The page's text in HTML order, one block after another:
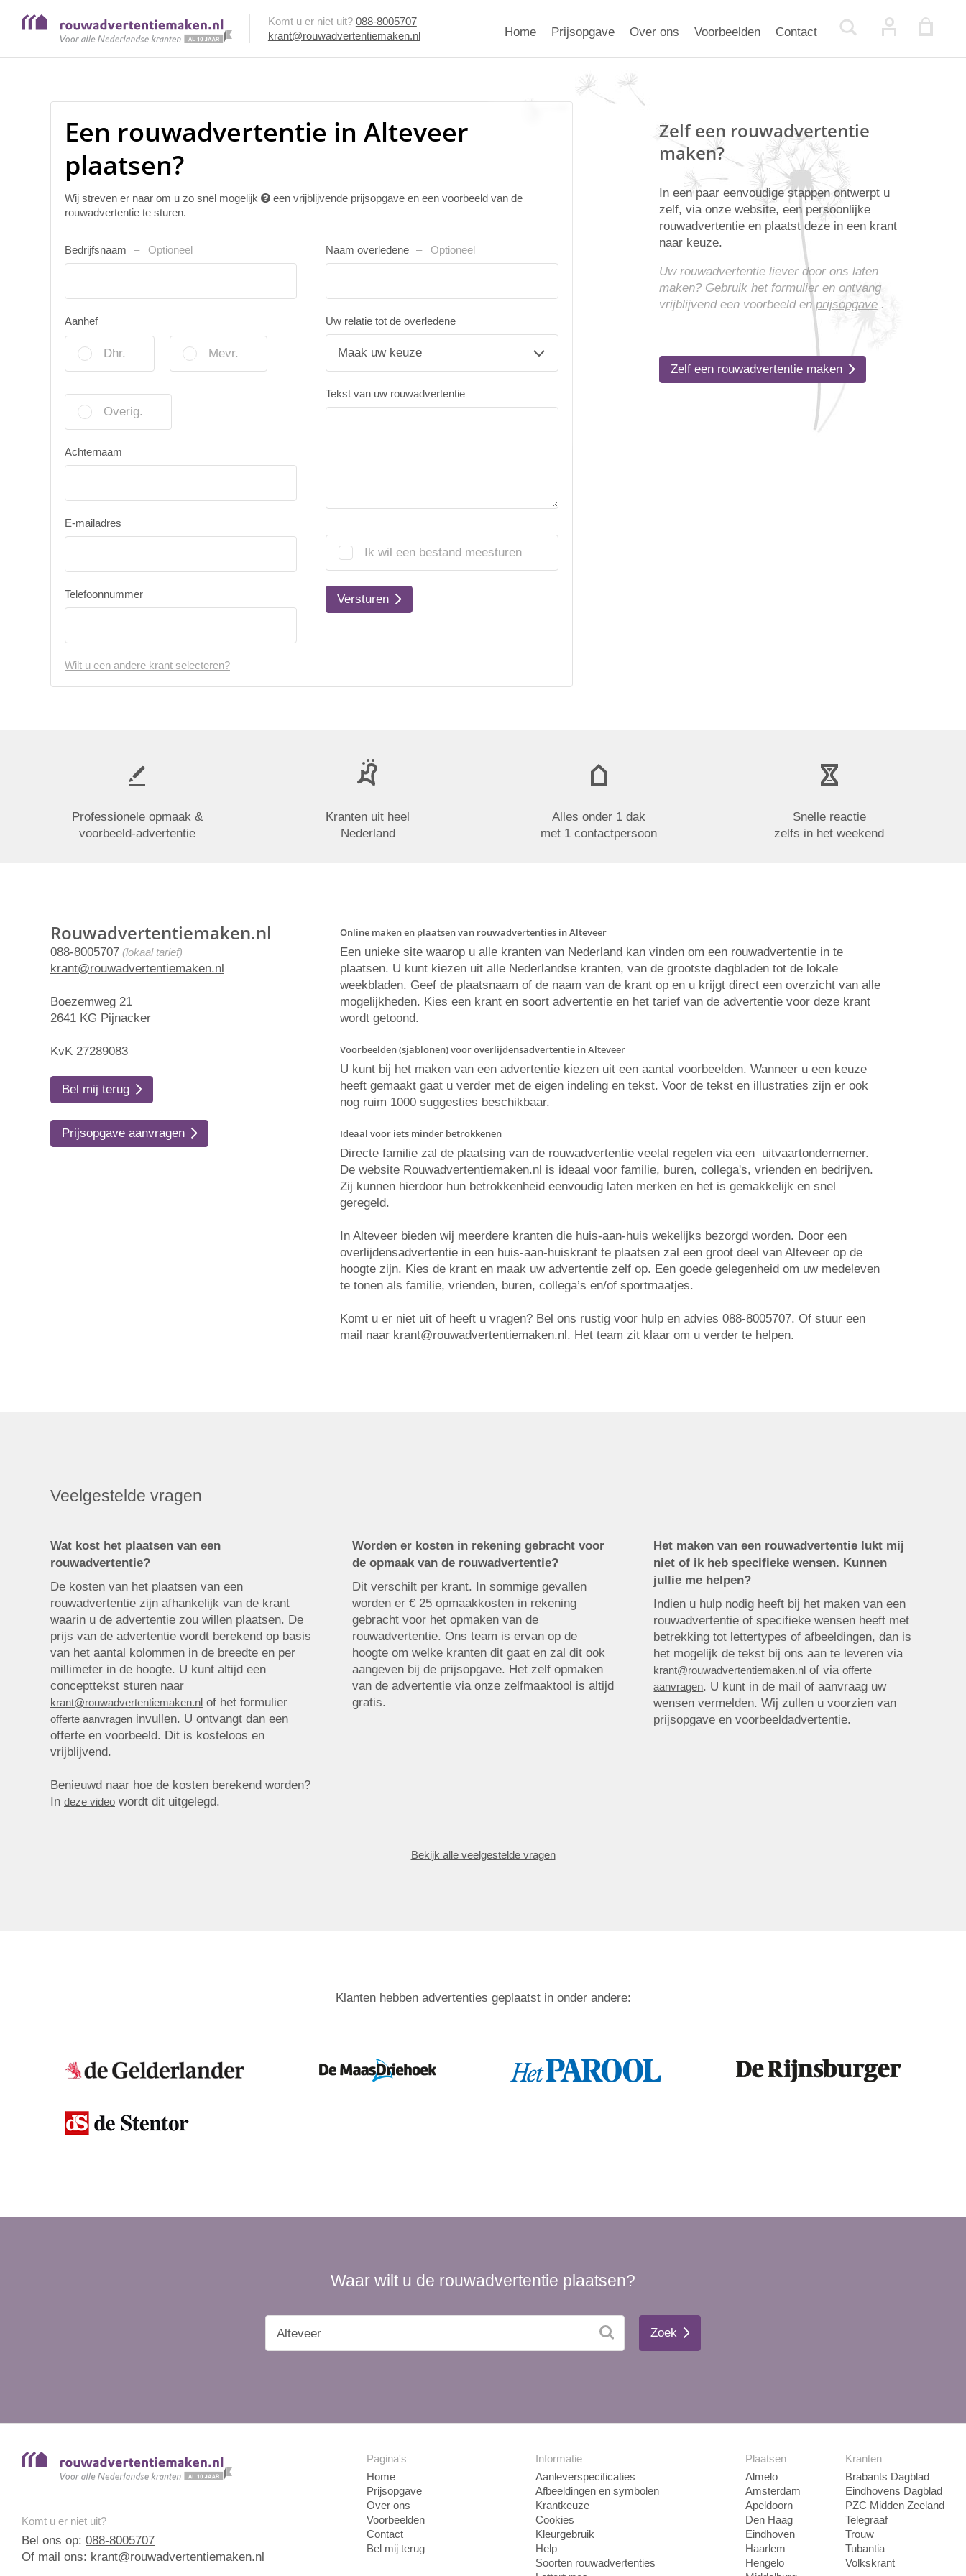
Komt u er niet uit? 088-8005707
krant@rouwadvertentiemaken.nl
Home Prijsopgave Over ons Voorbeelden Contact
Een rouwadvertentie in Alteveer
plaatsen?
Wij streven er naar om u zo snel mogelijk
een vrijblijvende prijsopgave en een voorbeeld van de
rouwadvertentie te sturen.
Bedrijfsnaam Optioneel
Aanhef
Dhr. Mevr.
Overig.
Achternaam
E-mailadres
Telefoonnummer
Naam overledene Optioneel
Uw relatie tot de overledene
Tekst van uw rouwadvertentie
Ik wil een bestand meesturen
Versturen
Wilt u een andere krant selecteren?
Zelf een rouwadvertentie
maken?
In een paar eenvoudige stappen ontwerpt u
zelf, via onze website, een persoonlijke
rouwadvertentie en plaatst deze in een krant
naar keuze.
Uw rouwadvertentie liever door ons laten
maken? Gebruik het formulier en ontvang
vrijblijvend een voorbeeld enprijsopgave.
Zelf een rouwadvertentie maken
Professionele opmaak &
voorbeeld-advertentie
Kranten uit heel
Nederland
Alles onder 1 dak
met 1 contactpersoon
Snelle reactie
zelfs in het weekend
Rouwadvertentiemaken.nl
088-8005707 (lokaal tarief)
krant@rouwadvertentiemaken.nl
Boezemweg 21
2641 KG Pijnacker
KvK 27289083
Bel mij terug
Prijsopgave aanvragen
Online maken en plaatsen van rouwadvertenties in Alteveer
Een unieke site waarop u alle kranten van Nederland kan vinden om een rouwadvertentie in te
plaatsen. U kunt kiezen uit alle Nederlandse kranten, van de grootste dagbladen tot de lokale
weekbladen. Geef de plaatsnaam of de naam van de krant op en u krijgt direct een overzicht van alle
mogelijkheden. Kies een krant en soort advertentie en het tarief van de advertentie voor deze krant
wordt getoond.
Voorbeelden (sjablonen) voor overlijdensadvertentie in Alteveer
U kunt bij het maken van een advertentie kiezen uit een aantal voorbeelden. Wanneer u een keuze
heeft gemaakt gaat u verder met de eigen indeling en tekst. Voor de tekst en illustraties zijn er ook
nog ruim 1000 suggesties beschikbaar.
Ideaal voor iets minder betrokkenen
Directe familie zal de plaatsing van de rouwadvertentie veelal regelen via een uitvaartondernemer.
De website Rouwadvertentiemaken.nl is ideaal voor familie, buren, collega's, vrienden en bedrijven.
Zij kunnen hierdoor hun betrokkenheid eenvoudig laten merken en het is gemakkelijk en snel
geregeld.
In Alteveer bieden wij meerdere kranten die huis-aan-huis wekelijks bezorgd worden. Door een
overlijdensadvertentie in een huis-aan-huiskrant te plaatsen zal een groot deel van Alteveer op de
hoogte zijn. Kies de krant en maak uw advertentie zelf op. Een goede gelegenheid om uw medeleven
te tonen als familie, vrienden, buren, collega’s en/of sportmaatjes.
Komt u er niet uit of heeft u vragen? Bel ons rustig voor hulp en advies 088-8005707. Of stuur een
mail naar krant@rouwadvertentiemaken.nl. Het team zit klaar om u verder te helpen.
Veelgestelde vragen
Wat kost het plaatsen van een
rouwadvertentie?
De kosten van het plaatsen van een
rouwadvertentie zijn afhankelijk van de krant
waarin u de advertentie zou willen plaatsen. De
prijs van de advertentie wordt berekend op basis
van het aantal kolommen in de breedte en per
millimeter in de hoogte. U kunt altijd een
concepttekst sturen naar
krant@rouwadvertentiemaken.nl of het formulier
offerte aanvragen invullen. U ontvangt dan een
offerte en voorbeeld. Dit is kosteloos en
vrijblijvend.
Benieuwd naar hoe de kosten berekend worden?
In deze video wordt dit uitgelegd.
Worden er kosten in rekening gebracht voor
de opmaak van de rouwadvertentie?
Dit verschilt per krant. In sommige gevallen
worden er € 25 opmaakkosten in rekening
gebracht voor het opmaken van de
rouwadvertentie. Ons team is ervan op de
hoogte om welke kranten dit gaat en zal dit ook
aangeven bij de prijsopgave. Het zelf opmaken
van de advertentie via onze zelfmaaktool is altijd
gratis.
Het maken van een rouwadvertentie lukt mij
niet of ik heb specifieke wensen. Kunnen
jullie me helpen?
Indien u hulp nodig heeft bij het maken van een
rouwadvertentie of specifieke wensen heeft met
betrekking tot lettertypes of afbeeldingen, dan is
het mogelijk de tekst bij ons aan te leveren via
krant@rouwadvertentiemaken.nl of viaofferte
aanvragen. U kunt in de mail of aanvraag uw
wensen vermelden. Wij zullen u voorzien van
prijsopgave en voorbeeldadvertentie.
Bekijk alle veelgestelde vragen
Klanten hebben advertenties geplaatst in onder andere:
Waar wilt u de rouwadvertentie plaatsen?
Zoek
Komt u er niet uit?
Bel ons op: 088-8005707
Of mail ons: krant@rouwadvertentiemaken.nl
Pagina's
Home
Prijsopgave
Over ons
Voorbeelden
Contact
Bel mij terug
Informatie
Aanleverspecificaties
Afbeeldingen en symbolen
Krantkeuze
Cookies
Kleurgebruik
Help
Soorten rouwadvertenties
Plaatsen
Almelo
Amsterdam
Apeldoorn
Den Haag
Eindhoven
Haarlem
Hengelo
Kranten
Brabants Dagblad
Eindhovens Dagblad
PZC Midden Zeeland
Telegraaf
Trouw
Tubantia
Volkskrant